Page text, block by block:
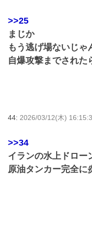
>>25
まじか
もう逃げ場ないじゃ
自爆攻撃までされた
44: 2026/03/12(木)
>>34
イランの水上ドロー
原油タンカー完全